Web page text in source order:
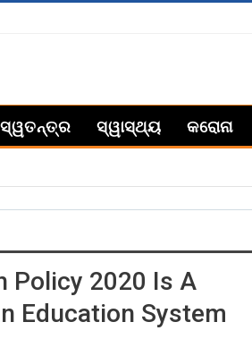
ସ୍ୱତନ୍ତ୍ର ସ୍ୱାସ୍ଥ୍ୟ କରୋନା
Policy 2020 Is A
Education System